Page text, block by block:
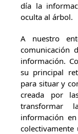
día la
oculta al árbol.
A nuestro
comunicación
información.
su principal
para situar y
creada por
transformar
información